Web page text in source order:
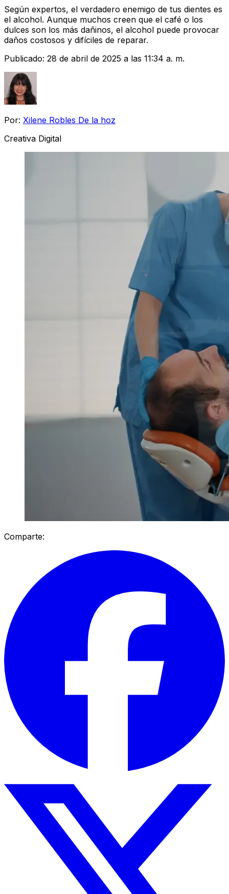
Según expertos, el verdadero enemigo de tus dientes es
el alcohol. Aunque muchos creen que el café o los
dulces son los más dañinos, el alcohol puede provocar
daños costosos y difíciles de reparar.
Publicado: 28 de abril de 2025 a las 11:34 a. m.
Por: Xilene Robles De la hoz
Creativa Digital
Comparte: